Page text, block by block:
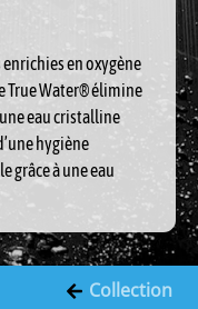
en oxygène
True Water® élimine
eau cristalline
hygiène
grâce à une eau
Collection